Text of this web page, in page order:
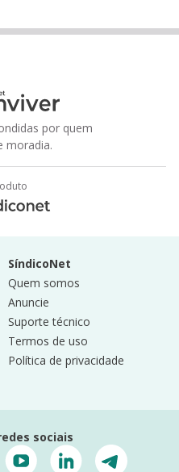
por quem
moradia.
SíndicoNet
Quem somos
Anuncie
Suporte técnico
Termos de uso
Política de privacidade
sociais